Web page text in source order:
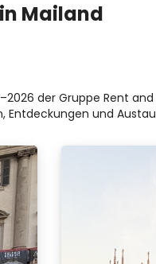
Mailand
der Gruppe Rent
und